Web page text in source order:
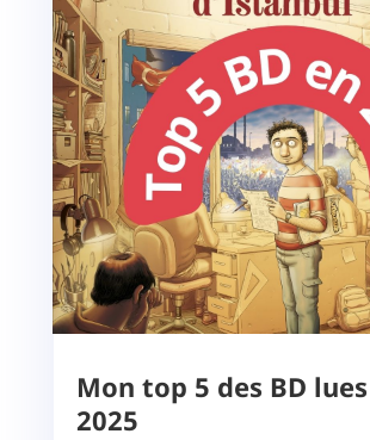
Mon top 5 des BD
2025